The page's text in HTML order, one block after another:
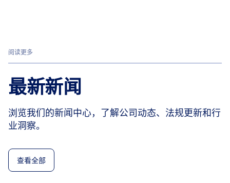
阅读更多
最新新闻
浏览我们的新闻中心，了解公司动态、法规更新和行
业洞察。
查看全部